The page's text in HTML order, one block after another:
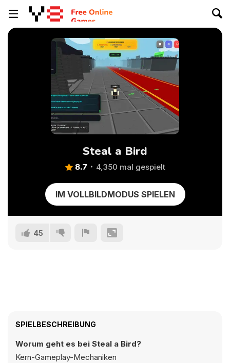
Steal a Bird
8.7 4,350 mal gespielt
IM VOLLBILDMODUS SPIELEN
45
SPIELBESCHREIBUNG
Worum geht es bei Steal a Bird?
Kern-Gameplay-Mechaniken